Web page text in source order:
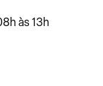
às 13h